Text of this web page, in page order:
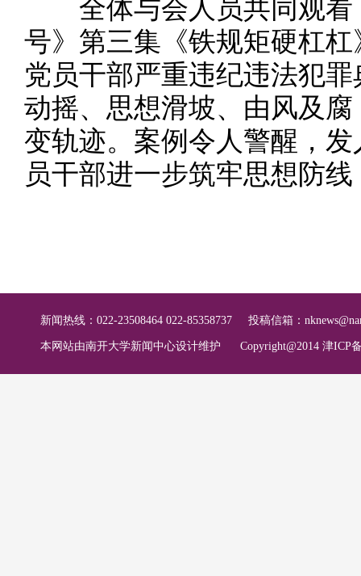
全体与会人员共同观看
号》第三集《铁规矩硬杠
党员干部严重违纪违法犯
动摇、思想滑坡、由风及
变轨迹。案例令人警醒，
员干部进一步筑牢思想防
新闻热线：022-23508464 022-85358737 投稿信箱：
本网站由南开大学新闻中心设计维护 Copyright@2014 津ICP